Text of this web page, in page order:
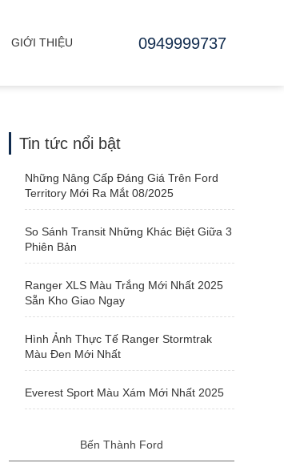
GIỚI THIỆU 0949999737
Tin tức nổi bật
Những Nâng Cấp Đáng Giá Trên Ford
Territory Mới Ra Mắt 08/2025
So Sánh Transit Những Khác Biệt Giữa 3
Phiên Bản
Ranger XLS Màu Trắng Mới Nhất 2025
Sẵn Kho Giao Ngay
Hình Ảnh Thực Tế Ranger Stormtrak
Màu Đen Mới Nhất
Everest Sport Màu Xám Mới Nhất 2025
Bến Thành Ford